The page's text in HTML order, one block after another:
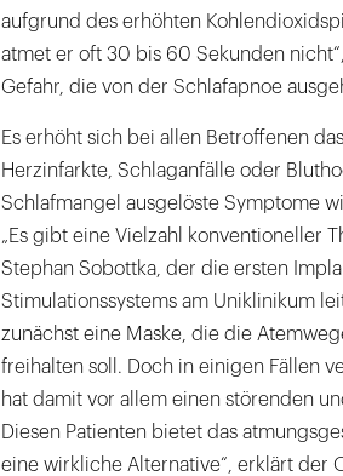
aufgrund des erhöhten
atmet er oft 30 bis 60 Sekunden
Gefahr, die von der Schlafapnoe
Es erhöht sich bei allen Betroffenen
Herzinfarkte, Schlaganfälle oder
Schlafmangel ausgelöste Symptome
„Es gibt eine Vielzahl konventioneller
Stephan Sobottka, der die ersten
Stimulationssystems am Uniklinikum
zunächst eine Maske, die die
freihalten soll. Doch in einigen Fällen
hat damit vor allem einen störenden
Diesen Patienten bietet das
eine wirkliche Alternative“, erklärt der